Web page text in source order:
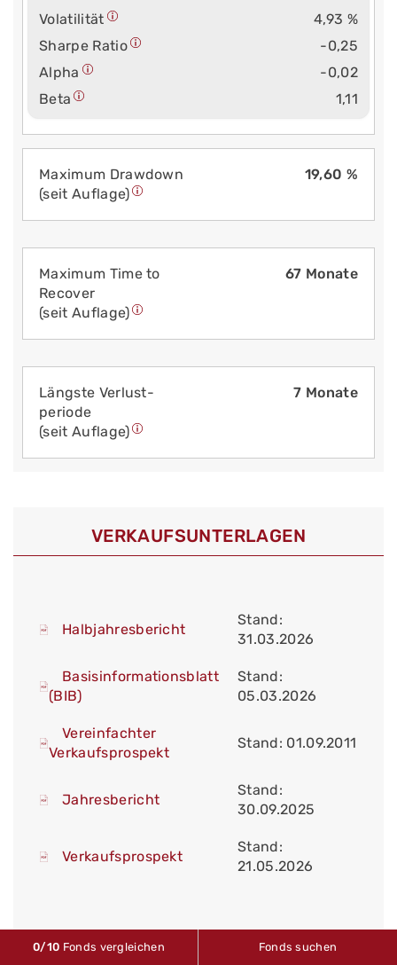
Volatilität
4,93 %
Sharpe Ratio
-0,25
Alpha
-0,02
Beta
1,11
Maximum Drawdown
(seit Auflage)
19,60 %
Maximum Time to
Recover
(seit Auflage)
67 Monate
Längste Verlust­
periode
(seit Auflage)
7 Monate
VERKAUFS­UNTERLAGEN
Halbjahresbericht
Stand:
31.03.2026
Basisinformationsblatt
(BIB)
Stand:
05.03.2026
Vereinfachter
Verkaufsprospekt
Stand: 01.09.2011
Jahresbericht
Stand:
30.09.2025
Verkaufsprospekt
Stand:
21.05.2026
0/10 Fonds vergleichen Fonds suchen